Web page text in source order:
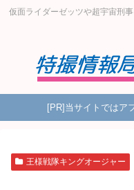
仮面ライダーゼッツや超宇宙刑
[PR]当サイトではア
王様戦隊キングオージャー